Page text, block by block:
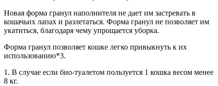
Новая форма гранул наполнителя не дает им застревать в
кошачьих лапах и разлетаться. Форма гранул не позволяет им
укатиться, благодаря чему упрощается уборка.
Форма гранул позволяет кошке легко привыкнуть к их
использованию*3.
1. В случае если био-туалетом пользуется 1 кошка весом менее
8 кг.